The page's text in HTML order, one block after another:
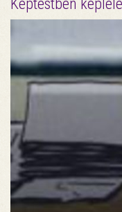
Képtestben